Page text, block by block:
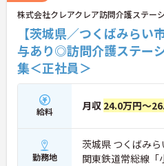
株式会社クレアクレア訪問介護ステー
【茨城県／つくばみら
与あり◎訪問介護ステー
集＜正社員＞
給料 月収 24.0万円～
勤務地
茨城県 つくばみ
関東鉄道常総線「